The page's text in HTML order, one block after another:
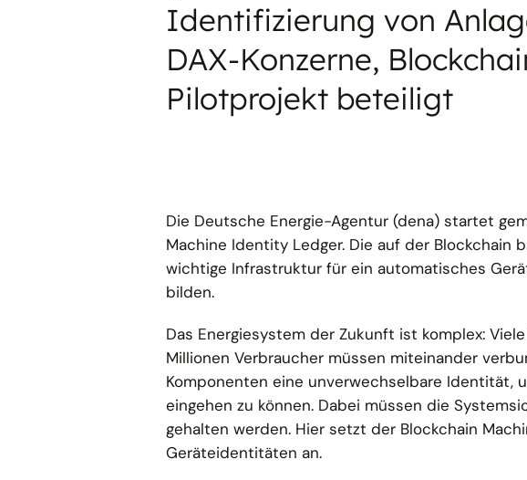
Identifizierung von
DAX-Konzerne,
Pilotprojekt beteiligt
Die Deutsche Energie-Agentur (dena) startet
Machine Identity Ledger. Die auf der Blockchain
wichtige Infrastruktur für ein automatisches
bilden.
Das Energiesystem der Zukunft ist komplex:
Millionen Verbraucher müssen miteinander
Komponenten eine unverwechselbare Identität,
eingehen zu können. Dabei müssen die
gehalten werden. Hier setzt der Blockchain
Geräteidentitäten an.